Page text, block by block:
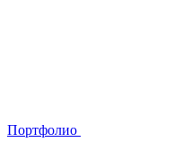
Портфолио